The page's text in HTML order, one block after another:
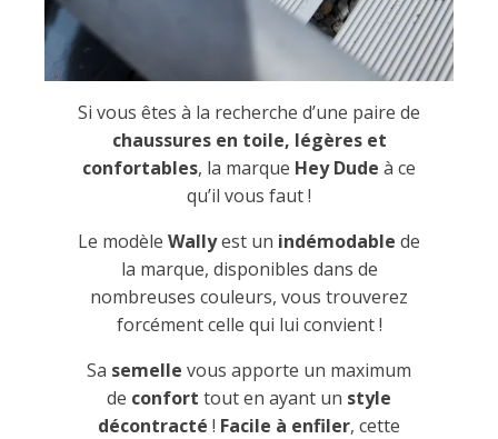
Si vous êtes à la recherche d’une paire de
chaussures en toile, légères et
confortables, la marque Hey Dude à ce
qu’il vous faut !
Le modèle Wallyest un indémodable de
la marque, disponibles dans de
nombreuses couleurs, vous trouverez
forcément celle qui lui convient !
Sa semelle vous apporte un maximum
de confort tout en ayant un style
décontracté ! Facile à enfiler, cette